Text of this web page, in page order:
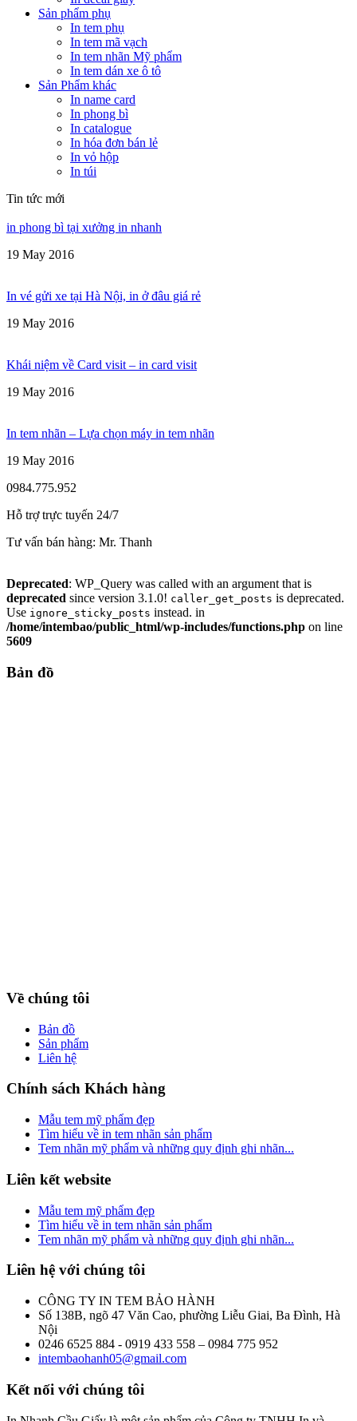
Sản phẩm phụ
In tem phụ
In tem mã vạch
In tem nhãn Mỹ phẩm
In tem dán xe ô tô
Sản Phẩm khác
In name card
In phong bì
In catalogue
In hóa đơn bán lẻ
In vỏ hộp
In túi
Tin tức mới
in phong bì tại xưởng in nhanh
19 May 2016
In vé gửi xe tại Hà Nội, in ở đâu giá rẻ
19 May 2016
Khái niệm về Card visit – in card visit
19 May 2016
In tem nhãn – Lựa chọn máy in tem nhãn
19 May 2016
0984.775.952
Hỗ trợ trực tuyến 24/7
Tư vấn bán hàng: Mr. Thanh
Deprecated: WP_Query was called with an argument that is
deprecated since version 3.1.0! caller_get_posts is deprecated.
Use ignore_sticky_posts instead. in
/home/intembao/public_html/wp-includes/functions.php on line
5609
Bản đồ
Về chúng tôi
Bản đồ
Sản phẩm
Liên hệ
Chính sách Khách hàng
Mẫu tem mỹ phẩm đẹp
Tìm hiểu về in tem nhãn sản phẩm
Tem nhãn mỹ phẩm và những quy định ghi nhãn...
Liên kết website
Mẫu tem mỹ phẩm đẹp
Tìm hiểu về in tem nhãn sản phẩm
Tem nhãn mỹ phẩm và những quy định ghi nhãn...
Liên hệ với chúng tôi
CÔNG TY IN TEM BẢO HÀNH
Số 138B, ngõ 47 Văn Cao, phường Liễu Giai, Ba Đình, Hà
Nội
0246 6525 884 - 0919 433 558 – 0984 775 952
intembaohanh05@gmail.com
Kết nối với chúng tôi